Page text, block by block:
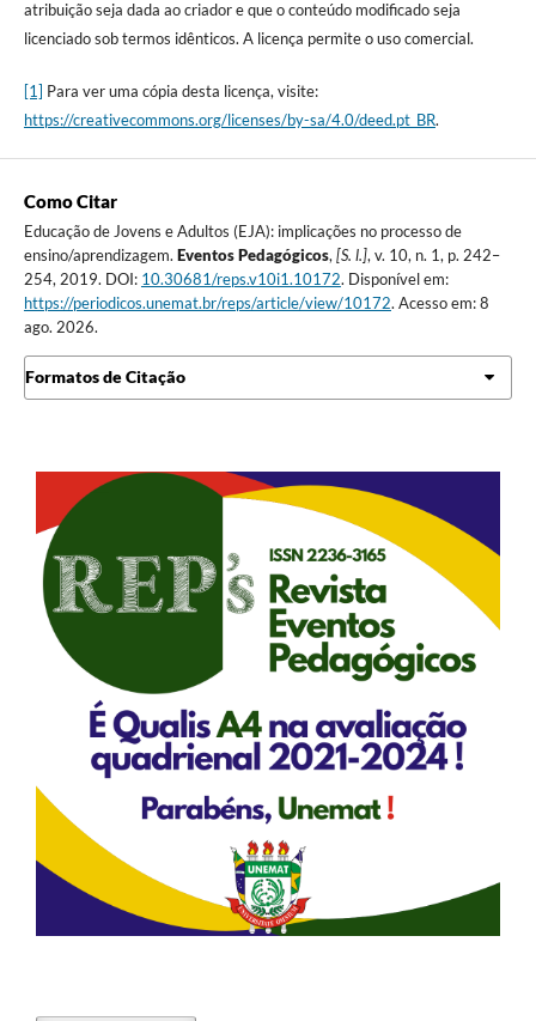
atribuição seja dada ao criador e que o conteúdo modificado seja
licenciado sob termos idênticos. A licença permite o uso comercial.
[1] Para ver uma cópia desta licença, visite:
https://creativecommons.org/licenses/by-sa/4.0/deed.pt_BR.
Como Citar
Educação de Jovens e Adultos (EJA): implicações no processo de
ensino/aprendizagem. Eventos Pedagógicos,[S. l.], v. 10, n. 1, p. 242–
254, 2019. DOI: 10.30681/reps.v10i1.10172. Disponível em:
https://periodicos.unemat.br/reps/article/view/10172. Acesso em: 8
ago. 2026.
Formatos de Citação